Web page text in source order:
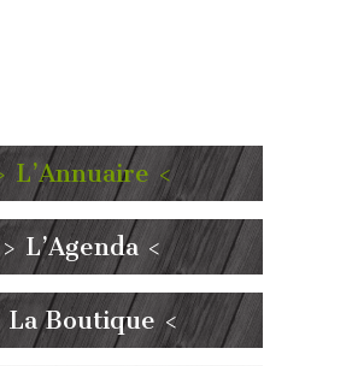
L’Annuaire <
> L’Agenda <
La Boutique <